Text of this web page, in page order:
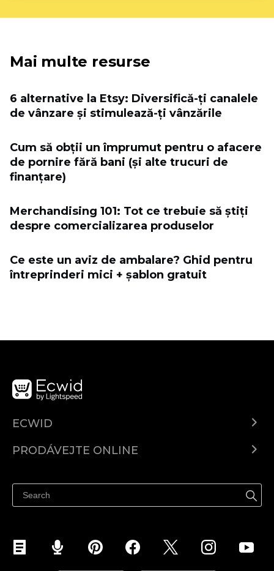
Mai multe resurse
6 alternative la Etsy: Diversifică-ți canalele
de vânzare și stimulează-ți vânzările
Cum să obții un împrumut pentru o afacere
de pornire fără bani (și alte trucuri de
finanțare)
Merchandising 101: Tot ce trebuie să știți
despre comercializarea produselor
Ce este un aviz de ambalare? Ghid pentru
întreprinderi mici + șablon gratuit
ECWID
Ceny
PRODÁVEJTE ONLINE
Prodávejte na Facebooku
Prodávejte na Instagramu